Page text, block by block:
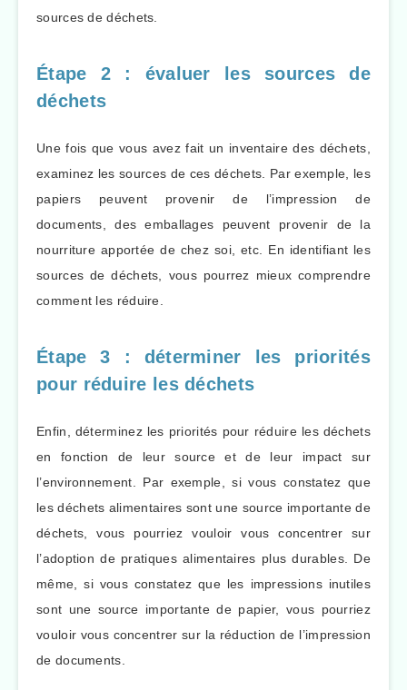
sources de déchets.
Étape 2 : évaluer les sources de
déchets
Une fois que vous avez fait un inventaire des déchets,
examinez les sources de ces déchets. Par exemple, les
papiers peuvent provenir de l’impression de
documents, des emballages peuvent provenir de la
nourriture apportée de chez soi, etc. En identifiant les
sources de déchets, vous pourrez mieux comprendre
comment les réduire.
Étape 3 : déterminer les priorités
pour réduire les déchets
Enfin, déterminez les priorités pour réduire les déchets
en fonction de leur source et de leur impact sur
l’environnement. Par exemple, si vous constatez que
les déchets alimentaires sont une source importante de
déchets, vous pourriez vouloir vous concentrer sur
l’adoption de pratiques alimentaires plus durables. De
même, si vous constatez que les impressions inutiles
sont une source importante de papier, vous pourriez
vouloir vous concentrer sur la réduction de l’impression
de documents.